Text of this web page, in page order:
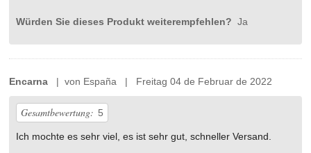
Würden Sie dieses Produkt weiterempfehlen? Ja
Encarna | von España | Freitag 04 de Februar de 2022
Gesamtbewertung: 5
Ich mochte es sehr viel, es ist sehr gut, schneller Versand.